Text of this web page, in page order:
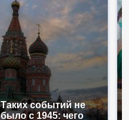
Таких событий не
было с 1945: чего